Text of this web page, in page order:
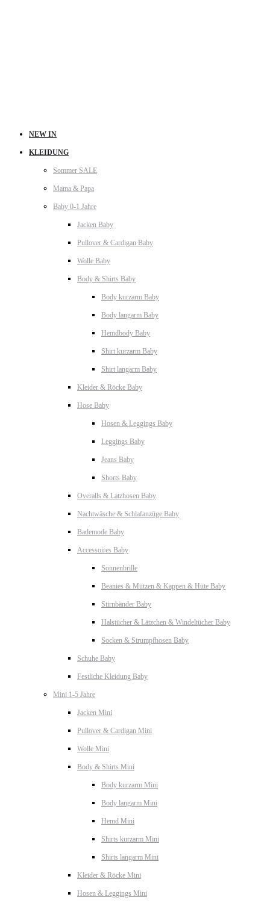
NEW IN
KLEIDUNG
Sommer SALE
Mama & Papa
Baby 0-1 Jahre
Jacken Baby
Pullover & Cardigan Baby
Wolle Baby
Body & Shirts Baby
Body kurzarm Baby
Body langarm Baby
Hemdbody Baby
Shirt kurzarm Baby
Shirt langarm Baby
Kleider & Röcke Baby
Hose Baby
Hosen & Leggings Baby
Leggings Baby
Jeans Baby
Shorts Baby
Overalls & Latzhosen Baby
Nachtwäsche & Schlafanzüge Baby
Bademode Baby
Accessoires Baby
Sonnenbrille
Beanies & Mützen & Kappen & Hüte Baby
Stirnbänder Baby
Halstücher & Lätzchen & Windeltücher Baby
Socken & Strumpfhosen Baby
Schuhe Baby
Festliche Kleidung Baby
Mini 1-5 Jahre
Jacken Mini
Pullover & Cardigan Mini
Wolle Mini
Body & Shirts Mini
Body kurzarm Mini
Body langarm Mini
Hemd Mini
Shirts kurzarm Mini
Shirts langarm Mini
Kleider & Röcke Mini
Hosen & Leggings Mini